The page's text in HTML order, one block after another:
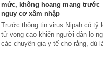
tiếp tục củng cố mảng giải pháp
học của DKSH, đồng thời phù hợp
với chiến lược tăng cường hiện
của tập đoàn tại khu vực châu Á
cũng như trên phạm vi toàn cầu.
mức, không hoang mang trước
nguy cơ xâm nhập
Trước thông tin virus Nipah có tỷ
tử vong cao khiến người dân lo
các chuyên gia y tế cho rằng, dù
Nipah không dễ lây lan diện rộng,